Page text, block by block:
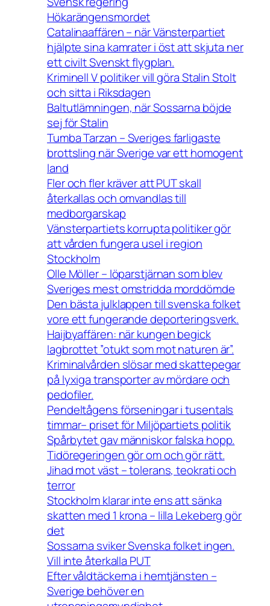
Hökarängensmordet
Catalinaaffären – när Vänsterpartiet
hjälpte sina kamrater i öst att skjuta ner
ett civilt Svenskt flygplan.
Kriminell V politiker vill göra Stalin Stolt
och sitta i Riksdagen
Baltutlämningen, när Sossarna böjde
sej för Stalin
Tumba Tarzan – Sveriges farligaste
brottsling när Sverige var ett homogent
land
Fler och fler kräver att PUT skall
återkallas och omvandlas till
medborgarskap
Vänsterpartiets korrupta politiker gör
att vården fungera usel i region
Stockholm
Olle Möller – löparstjärnan som blev
Sveriges mest omstridda morddömde
Den bästa julklappen till svenska folket
vore ett fungerande deporteringsverk.
Haijbyaffären: när kungen begick
lagbrottet ”otukt som mot naturen är”.
Kriminalvården slösar med skattepegar
på lyxiga transporter av mördare och
pedofiler.
Pendeltågens förseningar i tusentals
timmar– priset för Miljöpartiets politik
Spårbytet gav människor falska hopp.
Tidöregeringen gör om och gör rätt.
Jihad mot väst – tolerans, teokrati och
terror
Stockholm klarar inte ens att sänka
skatten med 1 krona – lilla Lekeberg gör
det
Sossarna sviker Svenska folket ingen.
Vill inte återkalla PUT
Efter våldtäckerna i hemtjänsten –
Sverige behöver en